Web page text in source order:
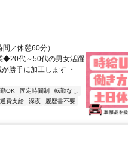
／休憩60分）
◆20代～50代の男女活躍
勝手に加工します ・
OK 固定時間制
転勤なし
費支給 深夜
履歴書不要